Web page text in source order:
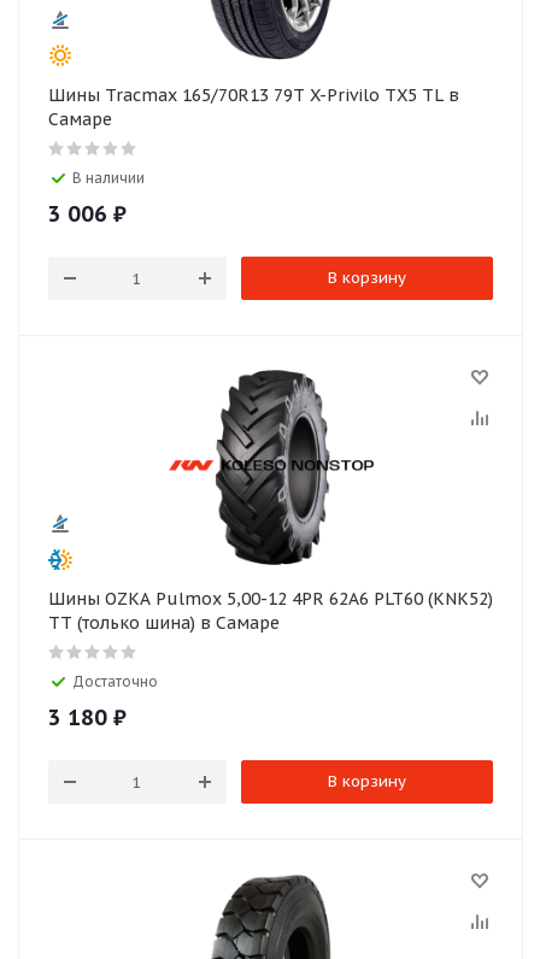
Шины Tracmax 165/70R13 79T X-Privilo TX5 TL в
Самаре
В наличии
3 006 ₽
В корзину
Шины OZKA Pulmox 5,00-12 4PR 62A6 PLT60 (KNK52)
TT (только шина) в Самаре
Достаточно
3 180 ₽
В корзину